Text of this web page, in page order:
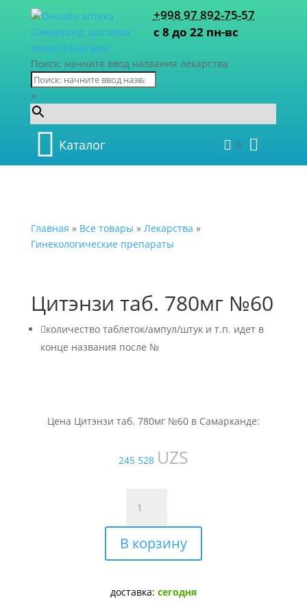
+998 97 892-75-57
с 8 до 22 пн-вс
Поиск: начните ввод названия лекарства
×
Каталог 0
Главная » Все товары » Лекарства »
Гинекологические препараты
Цитэнзи таб. 780мг №60
количество таблеток/ампул/штук и т.п. идет в
конце названия после №
Цена Цитэнзи таб. 780мг №60 в Самарканде:
245 528 UZS
товара
Цитэнзи
таб.
780мг
В корзину
доставка: сегодня